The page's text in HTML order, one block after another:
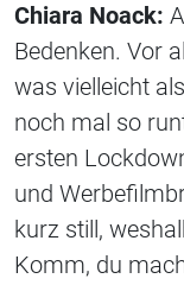
Chiara Noack:
Bedenken. Vor
was vielleicht
noch mal so
ersten
und
kurz still,
Komm, du